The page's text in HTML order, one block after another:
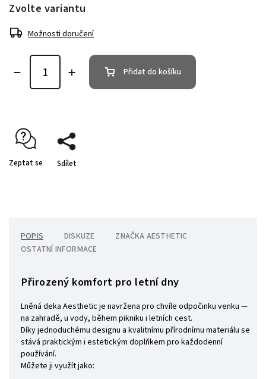
Zvolte variantu
Možnosti doručení
Přidat do košíku
Zeptat se Sdílet
POPIS DISKUZE ZNAČKA AESTHETIC
OSTATNÍ INFORMACE
Přirozený komfort pro letní dny
Lněná deka Aesthetic je navržena pro chvíle odpočinku venku —
na zahradě, u vody, během pikniku i letních cest.
Díky jednoduchému designu a kvalitnímu přírodnímu materiálu se
stává praktickým i estetickým doplňkem pro každodenní
používání.
Můžete ji využít jako: